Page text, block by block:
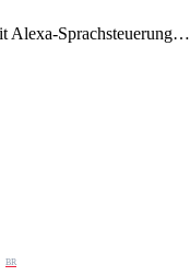
Alexa-Sprachsteuerung…
BR